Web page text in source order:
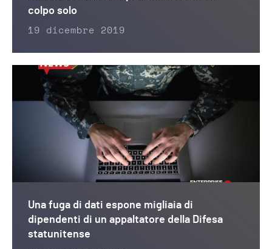
colpo solo
19 dicembre 2019
Una fuga di dati espone migliaia di
dipendenti di un appaltatore della Difesa
statunitense